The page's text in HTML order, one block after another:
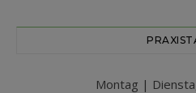
Montag |